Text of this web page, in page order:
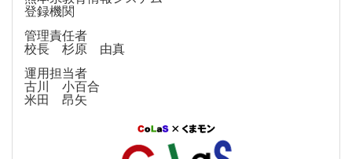
登録機関
管理責任者
校長 杉原 由真
運用担当者
古川 小百合
米田 昂矢